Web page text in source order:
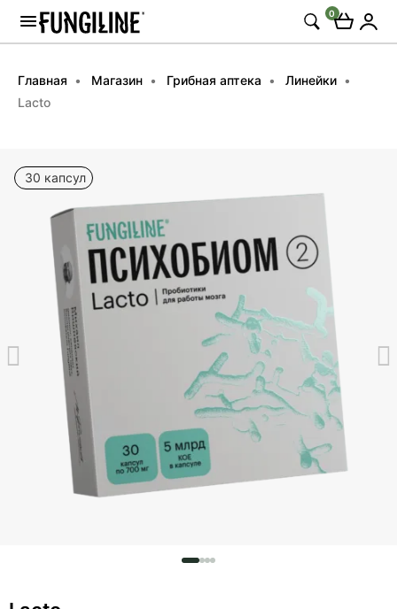
0
Главная Магазин Грибная аптека
Линейки
Lacto
30 капсул